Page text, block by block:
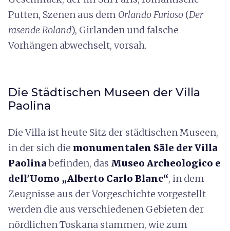
Putten, Szenen aus dem Orlando Furioso (Der
rasende Roland), Girlanden und falsche
Vorhängen abwechselt, vorsah.
Die Städtischen Museen der Villa
Paolina
Die Villa ist heute Sitz der städtischen Museen,
in der sich die monumentalen Säle der Villa
Paolinabefinden, das Museo Archeologico e
dell'Uomo „Alberto Carlo Blanc“, in dem
Zeugnisse aus der Vorgeschichte vorgestellt
werden die aus verschiedenen Gebieten der
nördlichen Toskana stammen, wie zum